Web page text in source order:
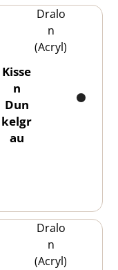
Kisse
n
Dun
kelgr
au
Dralo
n
(Acryl)
Dralo
n
(Acryl)